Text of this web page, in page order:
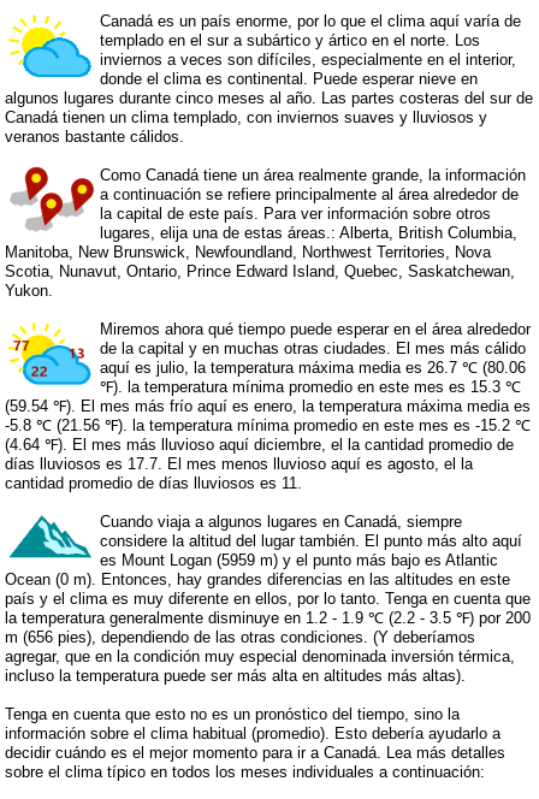
Canadá es un país enorme, por lo que el clima aquí varía de
templado en el sur a subártico y ártico en el norte. Los
inviernos a veces son difíciles, especialmente en el interior,
donde el clima es continental. Puede esperar nieve en
algunos lugares durante cinco meses al año. Las partes costeras del sur de
Canadá tienen un clima templado, con inviernos suaves y lluviosos y
veranos bastante cálidos.
Como Canadá tiene un área realmente grande, la información
a continuación se refiere principalmente al área alrededor de
la capital de este país. Para ver información sobre otros
lugares, elija una de estas áreas.:Alberta British Columbia
Manitoba New Brunswick Newfoundland Northwest Territories
Nova
Scotia Nunavut ,Ontario Prince Edward Island ,Quebec ,Saskatchewan
Yukon
Miremos ahora qué tiempo puede esperar en el área alrededor
de la capital y en muchas otras ciudades. El mes más cálido
aquí es julio, la temperatura máxima media es 26.7 ℃ (80.06
℉). la temperatura mínima promedio en este mes es 15.3 ℃
(59.54 ℉). El mes más frío aquí es enero, la temperatura máxima media es
-5.8 ℃ (21.56 ℉). la temperatura mínima promedio en este mes es -15.2 ℃
(4.64 ℉). El mes más lluvioso aquí diciembre, el la cantidad promedio de
días lluviosos es 17.7. El mes menos lluvioso aquí es agosto, el la
cantidad promedio de días lluviosos es 11.
Cuando viaja a algunos lugares en Canadá, siempre
considere la altitud del lugar también. El punto más alto aquí
es Mount Logan (5959 m) y el punto más bajo es Atlantic
Ocean (0 m). Entonces, hay grandes diferencias en las altitudes en este
país y el clima es muy diferente en ellos, por lo tanto. Tenga en cuenta que
la temperatura generalmente disminuye en 1.2 - 1.9 ℃ (2.2 - 3.5 ℉) por 200
m (656 pies), dependiendo de las otras condiciones. (Y deberíamos
agregar, que en la condición muy especial denominada inversión térmica,
incluso la temperatura puede ser más alta en altitudes más altas).
Tenga en cuenta que esto no es un pronóstico del tiempo, sino la
información sobre el clima habitual (promedio). Esto debería ayudarlo a
decidir cuándo es el mejor momento para ir a Canadá. Lea más detalles
sobre el clima típico en todos los meses individuales a continuación: